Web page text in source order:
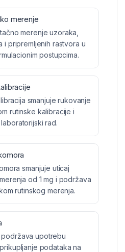
merenje
merenje uzoraka,
i pripremljenih rastvora u
postupcima.
smanjuje rukovanje
rutinske kalibracije i
rad.
smanjuje uticaj
od 1 mg i podržava
rutinskog merenja.
upotrebu
podataka na